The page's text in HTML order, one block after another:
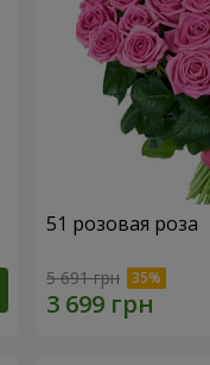
51 розовая роза
5 691 грн